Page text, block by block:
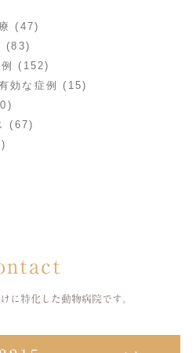
(47)
(83)
例 (152)
効な症例 (15)
(67)
に特化した 動物病院です。